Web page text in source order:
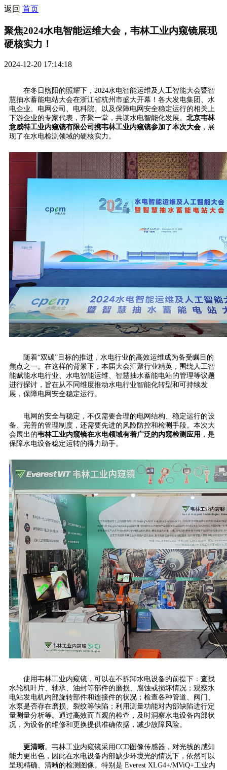
返回 首页
聚焦2024水电智能运维大会，韦林工业内窥镜展现
硬核实力！
2024-12-20 17:14:18
在冬日煦阳的照耀下，2024水电智能运维及人工智能大会暨智
慧抽水蓄能电站大会在浙江省杭州市盛大开幕！各大发电集团、水
电企业、电网公司、电科院、以及保障电网安全稳定运行的相关上
下游企业的专家代表，齐聚一堂，共谋水电智能化发展。 北京韦林
意威特工业内窥镜有限公司携韦林工业内窥镜参加了本次大会 ，展
现了在水电检测领域的硬核实力。
随着“双碳”目标的推进，水电行业的高效运维成为备受瞩目的
焦点之一。在这样的背景下，本届大会汇聚行业精英，围绕人工智
能赋能水电行业、水电智能运维、智慧抽水蓄能电站的管理等议题
进行探讨，旨在从不同维度推动水电行业智能化转型和可持续发
展，保障电网安全稳定运行。
电网的安全与稳定，不仅需要合理的电网结构、稳定运行的设
备、完善的管理制度，还需要先进的风险防控和检测手段。本次大
会展出的韦林工业内窥镜在水电领域有着广泛的内窥检测应用 ，是
保障水电设备稳定运转的得力助手。
使用韦林工业内窥镜，可以在不拆卸水电设备的前提下：查找
水轮机叶片、轴承、油封等部件的磨损、腐蚀或损坏情况；观察水
电站发电机内部旋转部件和连接件的状况；检查各种管道、阀门、
水泵是否存在磨损、裂纹等缺陷；利用测量功能对内部缺陷进行定
量测量分析等。通过高效而直观的检查，及时洞察水电设备内部状
况，为设备的维修和更换提供准确依据，减少故障风险。
更清晰。韦林工业内窥镜采用CCD图像传感器，对光线的感知
能力更出色，因此在水电设备内部缺少环境光的情况下，依然可以
呈现精确、清晰的检测图像。特别是 Everest XLG4+/MViQ+工业内